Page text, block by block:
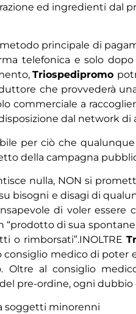
ed ingredienti dal
principale di
telefonica e solo
Triospedipromo
che provvederà
commerciale a
dal network di
per ciò che
della campagna
nulla, NON si
bisogni e disagi di
di voler
“prodotto di sua
o rimborsati”.INOLTRE
consiglio medico di
Oltre al consiglio
pre-ordine, ogni
soggetti minorenni